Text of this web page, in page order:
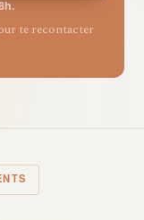
te recontacter